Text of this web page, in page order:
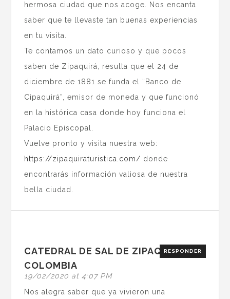
hermosa ciudad que nos acoge. Nos encanta
saber que te llevaste tan buenas experiencias
en tu visita.
Te contamos un dato curioso y que pocos
saben de Zipaquirá, resulta que el 24 de
diciembre de 1881 se funda el “Banco de
Cipaquirá”, emisor de moneda y que funcionó
en la histórica casa donde hoy funciona el
Palacio Episcopal.
Vuelve pronto y visita nuestra web:
https://zipaquiraturistica.com/ donde
encontrarás información valiosa de nuestra
bella ciudad.
CATEDRAL DE SAL DE ZIPAQUIRÁ -
COLOMBIA
19/02/2020 at 4:07 PM
RESPONDER
Nos alegra saber que ya vivieron una